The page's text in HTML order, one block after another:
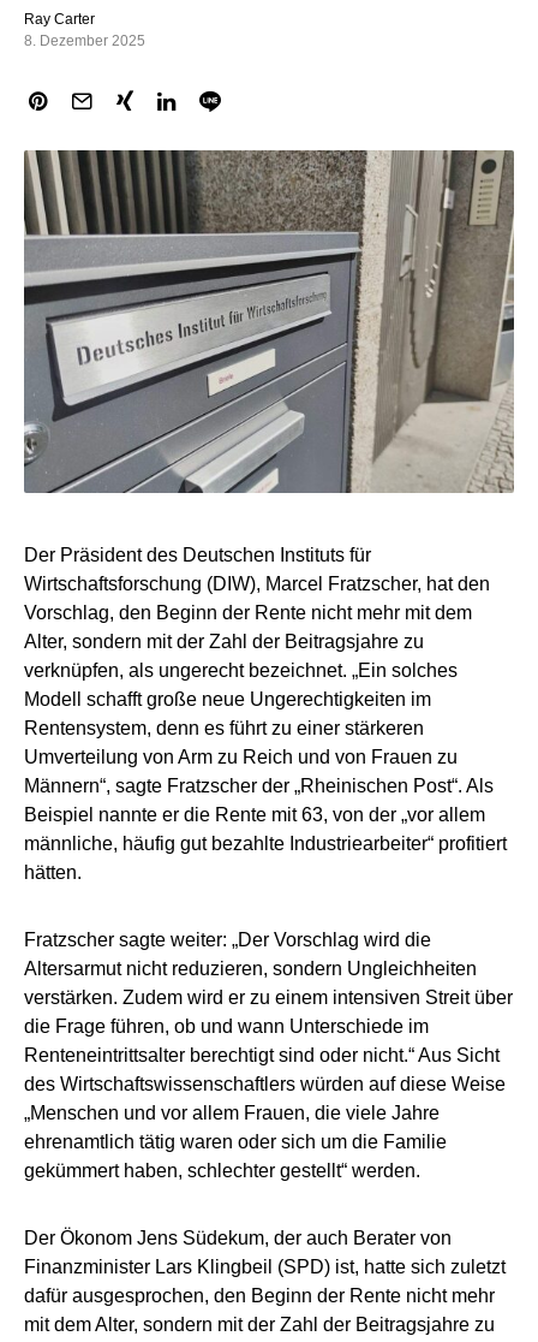
Ray Carter
8. Dezember 2025
Der Präsident des Deutschen Instituts für
Wirtschaftsforschung (DIW), Marcel Fratzscher, hat den
Vorschlag, den Beginn der Rente nicht mehr mit dem
Alter, sondern mit der Zahl der Beitragsjahre zu
verknüpfen, als ungerecht bezeichnet. „Ein solches
Modell schafft große neue Ungerechtigkeiten im
Rentensystem, denn es führt zu einer stärkeren
Umverteilung von Arm zu Reich und von Frauen zu
Männern“, sagte Fratzscher der „Rheinischen Post“. Als
Beispiel nannte er die Rente mit 63, von der „vor allem
männliche, häufig gut bezahlte Industriearbeiter“ profitiert
hätten.
Fratzscher sagte weiter: „Der Vorschlag wird die
Altersarmut nicht reduzieren, sondern Ungleichheiten
verstärken. Zudem wird er zu einem intensiven Streit über
die Frage führen, ob und wann Unterschiede im
Renteneintrittsalter berechtigt sind oder nicht.“ Aus Sicht
des Wirtschaftswissenschaftlers würden auf diese Weise
„Menschen und vor allem Frauen, die viele Jahre
ehrenamtlich tätig waren oder sich um die Familie
gekümmert haben, schlechter gestellt“ werden.
Der Ökonom Jens Südekum, der auch Berater von
Finanzminister Lars Klingbeil (SPD) ist, hatte sich zuletzt
dafür ausgesprochen, den Beginn der Rente nicht mehr
mit dem Alter, sondern mit der Zahl der Beitragsjahre zu